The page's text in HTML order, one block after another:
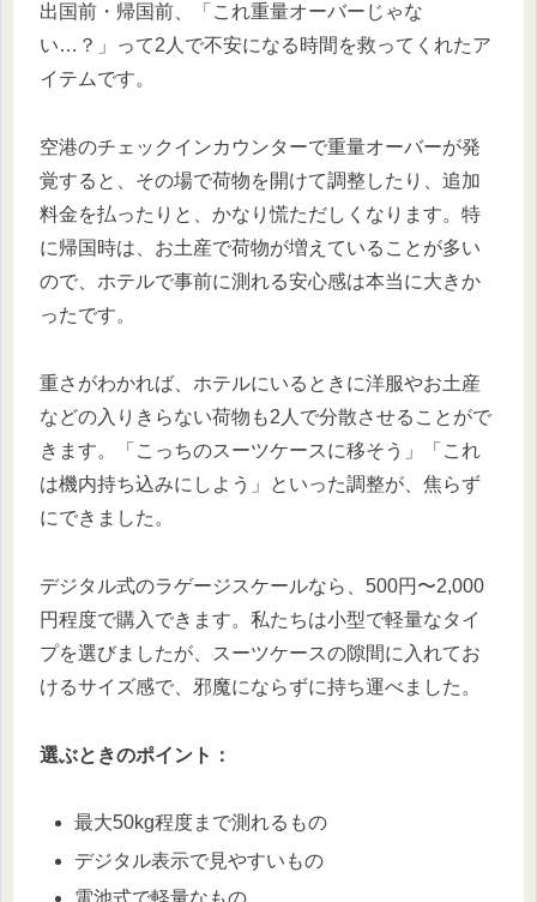
出国前・帰国前、「これ重量オーバーじゃな
い…？」って2人で不安になる時間を救ってくれたア
イテムです。
空港のチェックインカウンターで重量オーバーが発
覚すると、その場で荷物を開けて調整したり、追加
料金を払ったりと、かなり慌ただしくなります。特
に帰国時は、お土産で荷物が増えていることが多い
ので、ホテルで事前に測れる安心感は本当に大きか
ったです。
重さがわかれば、ホテルにいるときに洋服やお土産
などの入りきらない荷物も2人で分散させることがで
きます。「こっちのスーツケースに移そう」「これ
は機内持ち込みにしよう」といった調整が、焦らず
にできました。
デジタル式のラゲージスケールなら、500円〜2,000
円程度で購入できます。私たちは小型で軽量なタイ
プを選びましたが、スーツケースの隙間に入れてお
けるサイズ感で、邪魔にならずに持ち運べました。
選ぶときのポイント：
最大50kg程度まで測れるもの
デジタル表示で見やすいもの
電池式で軽量なもの